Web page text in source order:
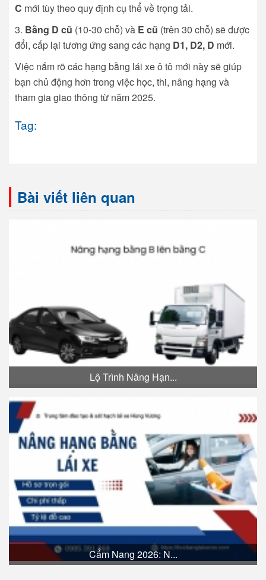
C mới tùy theo quy định cụ thể về trọng tải.
Bằng D cũ (10-30 chỗ) và E cũ (trên 30 chỗ) sẽ được
đổi, cấp lại tương ứng sang các hạng D1, D2, D mới.
Việc nắm rõ các hạng bằng lái xe ô tô mới này sẽ giúp
bạn chủ động hơn trong việc học, thi, nâng hạng và
tham gia giao thông từ năm 2025.
Tag:
Bài viết liên quan
Lộ Trình Nâng Hạn...
Cẩm Nang 2026: N...